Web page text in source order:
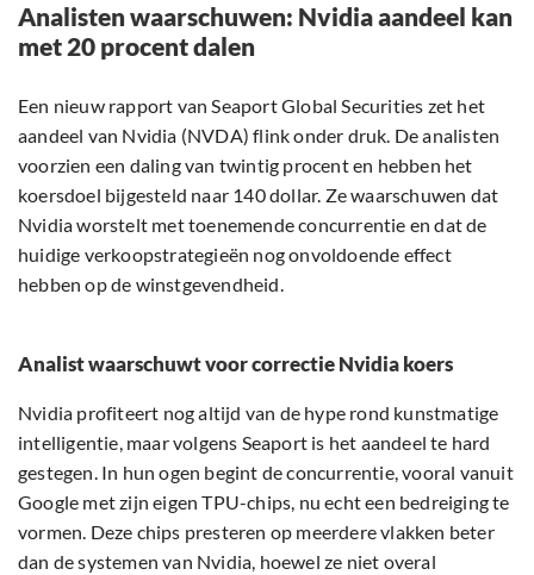
Analisten waarschuwen: Nvidia aandeel kan
met 20 procent dalen
Een nieuw rapport van Seaport Global Securities zet het
aandeel van Nvidia (NVDA) flink onder druk. De analisten
voorzien een daling van twintig procent en hebben het
koersdoel bijgesteld naar 140 dollar. Ze waarschuwen dat
Nvidia worstelt met toenemende concurrentie en dat de
huidige verkoopstrategieën nog onvoldoende effect
hebben op de winstgevendheid.
Analist waarschuwt voor correctie Nvidia koers
Nvidia profiteert nog altijd van de hype rond kunstmatige
intelligentie, maar volgens Seaport is het aandeel te hard
gestegen. In hun ogen begint de concurrentie, vooral vanuit
Google met zijn eigen TPU-chips, nu echt een bedreiging te
vormen. Deze chips presteren op meerdere vlakken beter
dan de systemen van Nvidia, hoewel ze niet overal